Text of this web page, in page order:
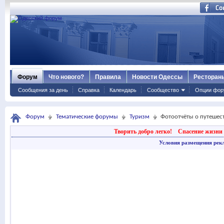
Форум
Сообщения за день Справка Календарь Сообщество Опции
Что нового? Правила Новости Одессы
Форум Тематические форумы Туризм Фотоотчёты о
Творить добро легко! Спасение жизни
Условия размещения